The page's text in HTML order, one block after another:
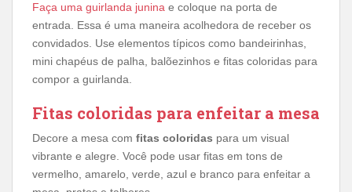
Faça uma guirlanda junina e coloque na porta de
entrada. Essa é uma maneira acolhedora de receber os
convidados. Use elementos típicos como bandeirinhas,
mini chapéus de palha, balõezinhos e fitas coloridas para
compor a guirlanda.
Fitas coloridas para enfeitar a mesa
Decore a mesa com fitas coloridas para um visual
vibrante e alegre. Você pode usar fitas em tons de
vermelho, amarelo, verde, azul e branco para enfeitar a